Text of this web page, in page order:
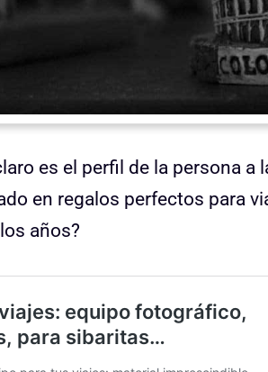
es el perfil de la persona a
en regalos perfectos para
años?